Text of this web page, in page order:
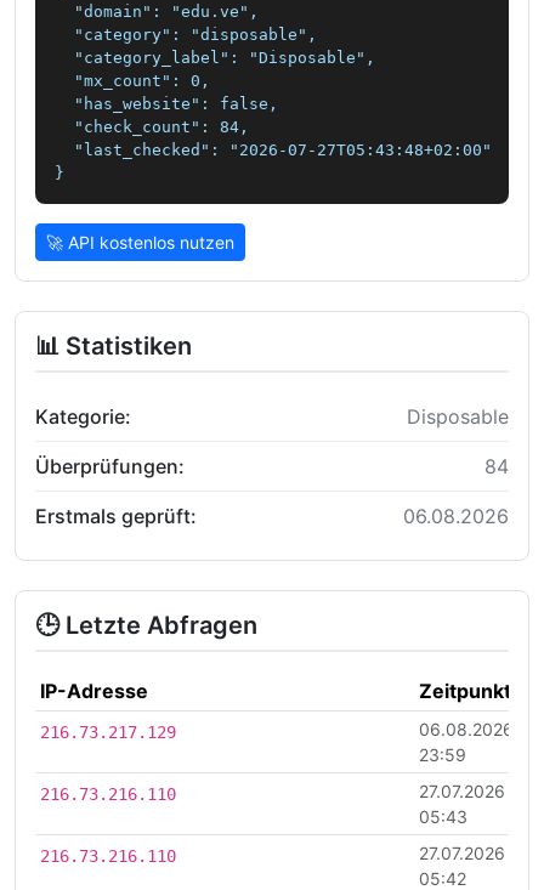
  "domain": "edu.ve",
  "category": "disposable",
  "category_label": "Disposable",
  "mx_count": 0,
  "has_website": false,
  "check_count": 84,
  "last_checked": "2026-07-27T05:43:48+02:00"
}
🚀 API kostenlos nutzen
📊 Statistiken
Kategorie: Disposable
Überprüfungen: 84
Erstmals geprüft: 06.08.2026
🕒 Letzte Abfragen
IP-Adresse Zeitpunkt
216.73.217.129
06.08.2026
23:59
216.73.216.110
27.07.2026
05:43
216.73.216.110
27.07.2026
05:42